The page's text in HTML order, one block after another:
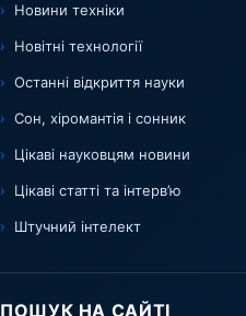
Новини техніки
Новітні технології
Останні відкриття науки
Сон, хіромантія і сонник
Цікаві науковцям новини
Цікаві статті та інтерв’ю
Штучний інтелект
ПОШУК НА САЙТІ